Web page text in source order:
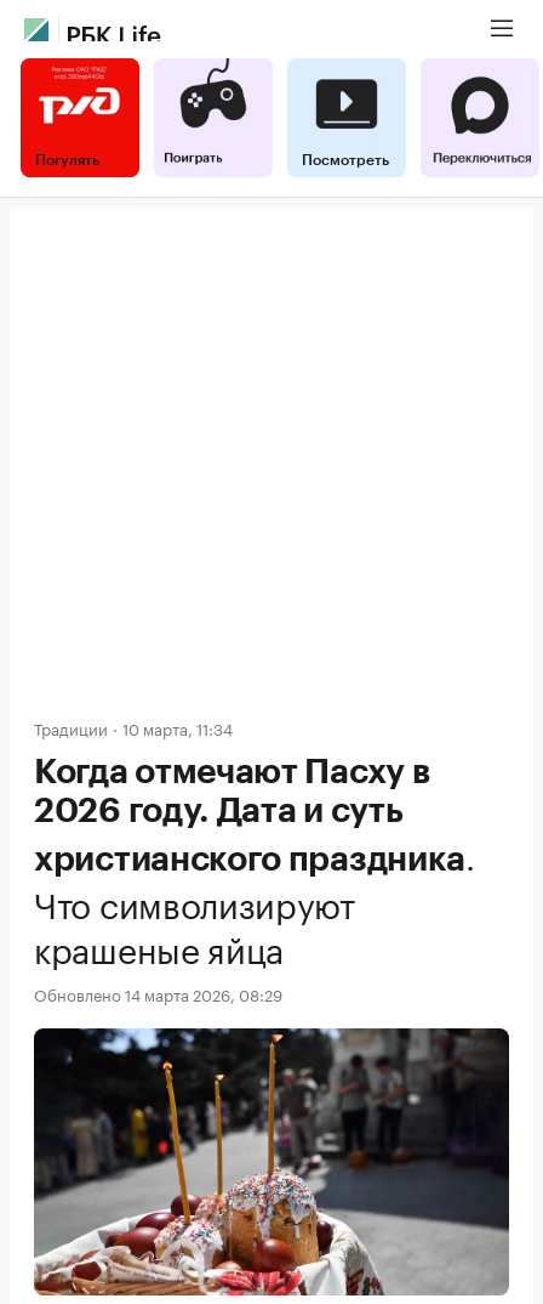
Погулять Посмотреть
Традиции 10 марта, 11:34
Когда отмечают Пасху в
2026 году. Дата и суть
христианского праздника.
Что символизируют
крашеные яйца
Обновлено 14 марта 2026, 08:29